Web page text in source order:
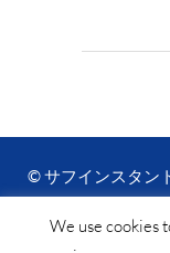
© サフインスタン
We use cookies